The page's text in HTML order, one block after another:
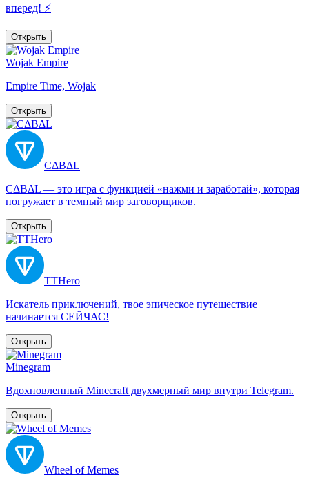
вперед! ⚡️
Открыть
Wojak Empire
Empire Time, Wojak
Открыть
CΔBΔL
CΔBΔL — это игра с функцией «нажми и заработай», которая
погружает в темный мир заговорщиков.
Открыть
TTHero
Искатель приключений, твое эпическое путешествие
начинается СЕЙЧАС!
Открыть
Minegram
Вдохновленный Minecraft двухмерный мир внутри Telegram.
Открыть
Wheel of Memes